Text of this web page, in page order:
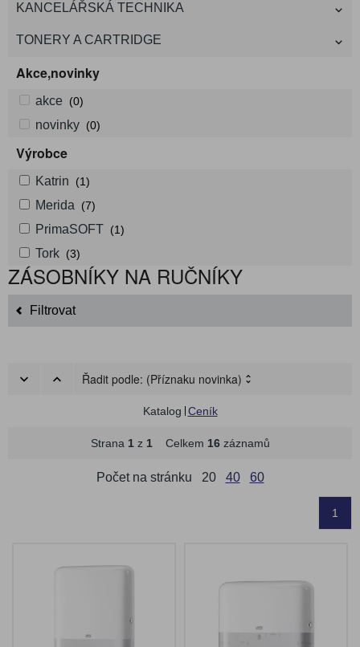
KANCELÁŘSKÁ TECHNIKA
TONERY A CARTRIDGE
Akce,novinky
akce (0)
novinky (0)
Výrobce
Katrin (1)
Merida (7)
PrimaSOFT (1)
Tork (3)
ZÁSOBNÍKY NA RUČNÍKY
Filtrovat
Řadit podle: (Příznaku novinka)
Katalog Ceník
Strana 1z 1Celkem 16záznamů
Počet na stránku 20 40 60
1